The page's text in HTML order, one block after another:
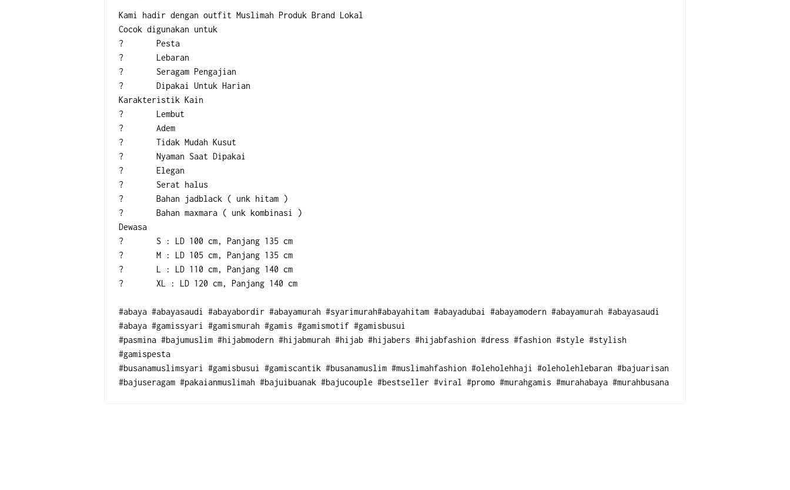
Kami hadir dengan outfit Muslimah Produk Brand Lokal
Cocok digunakan untuk
?	Pesta
?	Lebaran
?	Seragam Pengajian
?	Dipakai Untuk Harian
Karakteristik Kain
?	Lembut
?	Adem
?	Tidak Mudah Kusut
?	Nyaman Saat Dipakai
?	Elegan
?	Serat halus
?	Bahan jadblack ( unk hitam )
?	Bahan maxmara ( unk kombinasi )
Dewasa
?	S : LD 100 cm, Panjang 135 cm
?	M : LD 105 cm, Panjang 135 cm
?	L : LD 110 cm, Panjang 140 cm
?	XL : LD 120 cm, Panjang 140 cm
#abaya #abayasaudi #abayabordir #abayamurah #syarimurah#abayahitam #abayadubai #abayamodern #abayamurah #abayasaudi
#abaya #gamissyari #gamismurah #gamis #gamismotif #gamisbusui
#pasmina #bajumuslim #hijabmodern #hijabmurah #hijab #hijabers #hijabfashion #dress #fashion #style #stylish
#gamispesta
#busanamuslimsyari #gamisbusui #gamiscantik #busanamuslim #muslimahfashion #oleholehhaji #oleholehlebaran #bajuarisan
#bajuseragam #pakaianmuslimah #bajuibuanak #bajucouple #bestseller #viral #promo #murahgamis #murahabaya #murahbusana